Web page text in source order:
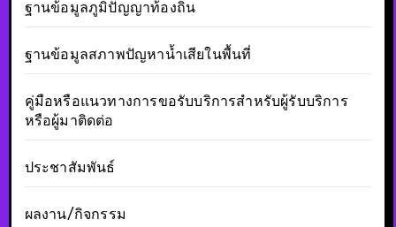
ฐานข้อมูลภูมิปัญญาท้องถิ่น
ฐานข้อมูลสภาพปัญหาน้ำเสียในพื้นที่
คู่มือหรือแนวทางการขอรับบริการสำหรับผู้รับบริการ
หรือผู้มาติดต่อ
ประชาสัมพันธ์
ผลงาน/กิจกรรม